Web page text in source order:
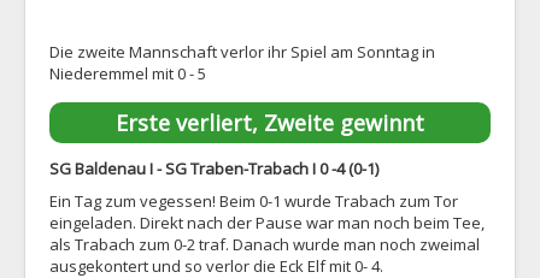
Die zweite Mannschaft verlor ihr Spiel am Sonntag in
Niederemmel mit 0 - 5
Erste verliert, Zweite gewinnt
SG Baldenau I - SG Traben-Trabach I 0 -4 (0-1)
Ein Tag zum vegessen! Beim 0-1 wurde Trabach zum Tor
eingeladen. Direkt nach der Pause war man noch beim Tee,
als Trabach zum 0-2 traf. Danach wurde man noch zweimal
ausgekontert und so verlor die Eck Elf mit 0- 4.